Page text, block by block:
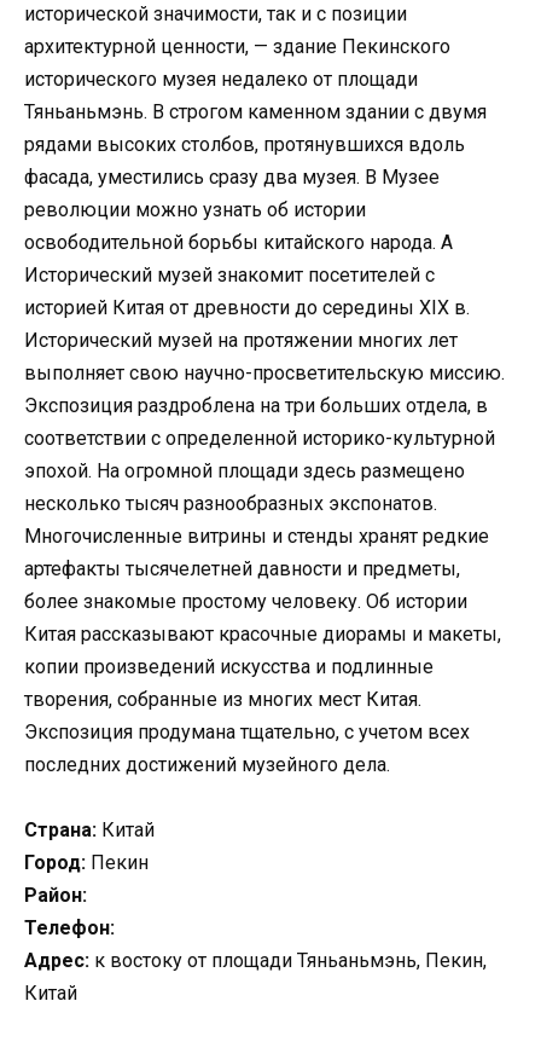
исторической значимости, так и с позиции
архитектурной ценности, — здание Пекинского
исторического музея недалеко от площади
Тяньаньмэнь. В строгом каменном здании с двумя
рядами высоких столбов, протянувшихся вдоль
фасада, уместились сразу два музея. В Музее
революции можно узнать об истории
освободительной борьбы китайского народа. А
Исторический музей знакомит посетителей с
историей Китая от древности до середины XIX в.
Исторический музей на протяжении многих лет
выполняет свою научно-просветительскую миссию.
Экспозиция раздроблена на три больших отдела, в
соответствии с определенной историко-культурной
эпохой. На огромной площади здесь размещено
несколько тысяч разнообразных экспонатов.
Многочисленные витрины и стенды хранят редкие
артефакты тысячелетней давности и предметы,
более знакомые простому человеку. Об истории
Китая рассказывают красочные диорамы и макеты,
копии произведений искусства и подлинные
творения, собранные из многих мест Китая.
Экспозиция продумана тщательно, с учетом всех
последних достижений музейного дела.
Страна: Китай
Город: Пекин
Район:
Телефон:
Адрес: к востоку от площади Тяньаньмэнь, Пекин,
Китай